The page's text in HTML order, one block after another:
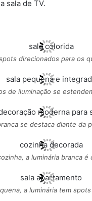
sala de TV.
direcionados para os
de iluminação se
se destaca diante da
a luminária branca é
a luminária tem